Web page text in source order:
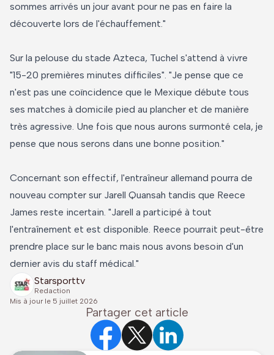
sommes arrivés un jour avant pour ne pas en faire la
découverte lors de l'échauffement."
Sur la pelouse du stade Azteca, Tuchel s'attend à vivre
"15-20 premières minutes difficiles". "Je pense que ce
n'est pas une coïncidence que le Mexique débute tous
ses matches à domicile pied au plancher et de manière
très agressive. Une fois que nous aurons surmonté cela, je
pense que nous serons dans une bonne position."
Concernant son effectif, l'entraîneur allemand pourra de
nouveau compter sur Jarell Quansah tandis que Reece
James reste incertain. "Jarell a participé à tout
l'entraînement et est disponible. Reece pourrait peut-être
prendre place sur le banc mais nous avons besoin d'un
dernier avis du staff médical."
Starsporttv
Redaction
Mis à jour le 5 juillet 2026
Partager cet article